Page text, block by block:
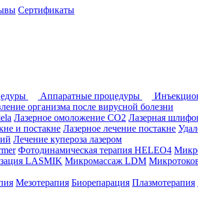
Сертификаты
Аппаратные процедуры
организма после вирусной болезни
Лазерное омоложение СО2 Лазерная
и постакне Лазерное лечение постакне
Лечение купероза лазером
Фотодинамическая терапия HELEO4
LASMIK Микромассаж LDM
Мезотерапия Биорепарация Плазмотерапия